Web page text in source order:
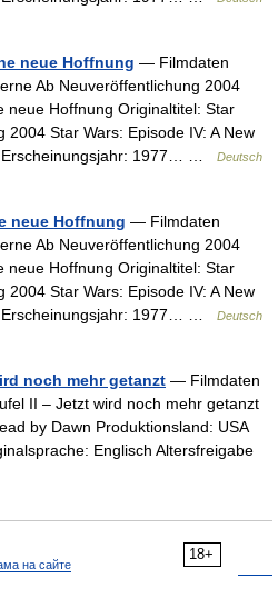
neue Hoffnung — Filmdaten
Ab Neuveröffentlichung 2004
neue Hoffnung Originaltitel: Star
2004 Star Wars: Episode IV: A New
Erscheinungsjahr: 1977… …
Deutsch
neue Hoffnung — Filmdaten
Ab Neuveröffentlichung 2004
neue Hoffnung Originaltitel: Star
2004 Star Wars: Episode IV: A New
Erscheinungsjahr: 1977… …
Deutsch
noch mehr getanzt — Filmdaten
II – Jetzt wird noch mehr getanzt
by Dawn Produktionsland: USA
Englisch Altersfreigabe
18+
на сайте